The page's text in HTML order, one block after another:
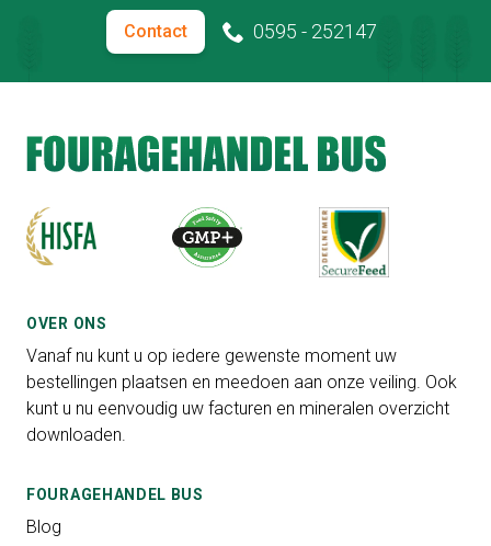
Contact 0595 - 252147
OVER ONS
Vanaf nu kunt u op iedere gewenste moment uw
bestellingen plaatsen en meedoen aan onze veiling. Ook
kunt u nu eenvoudig uw facturen en mineralen overzicht
downloaden.
FOURAGEHANDEL BUS
Blog